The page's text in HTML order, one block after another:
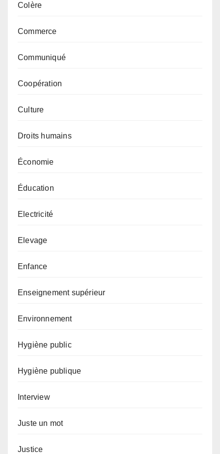
Colère
Commerce
Communiqué
Coopération
Culture
Droits humains
Économie
Éducation
Electricité
Elevage
Enfance
Enseignement supérieur
Environnement
Hygiène public
Hygiène publique
Interview
Juste un mot
Justice